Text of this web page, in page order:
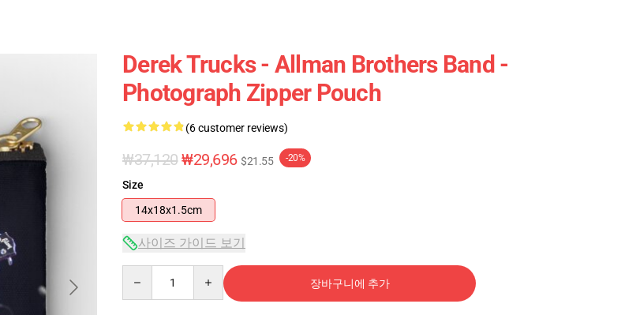
Derek Trucks - Allman Brothers Band -
Photograph Zipper Pouch
(6 customer reviews)
₩37,120₩29,696 $21.55 -20%
Size
14x18x1.5cm
사이즈 가이드 보기
장바구니에 추가